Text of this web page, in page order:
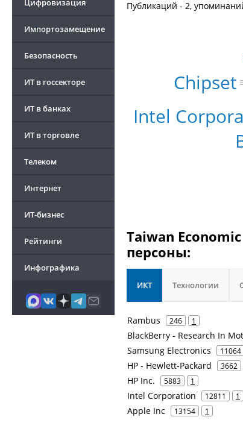
Цифровизация
Импортозамещение
Безопасность
ИТ в госсекторе
ИТ в банках
ИТ в торговле
Телеком
Интернет
ИТ-бизнес
Рейтинги
Инфографика
Публикаций - 2,
Intel
Chipset
Taiwan
персоны:
ИКТ Технологии
Rambus 246 1
BlackBerry - Research In
Samsung Electronics 11064
HP - Hewlett-Packard 3662
HP Inc. 5883 1
Intel Corporation 12811 1
Apple Inc 13154 1